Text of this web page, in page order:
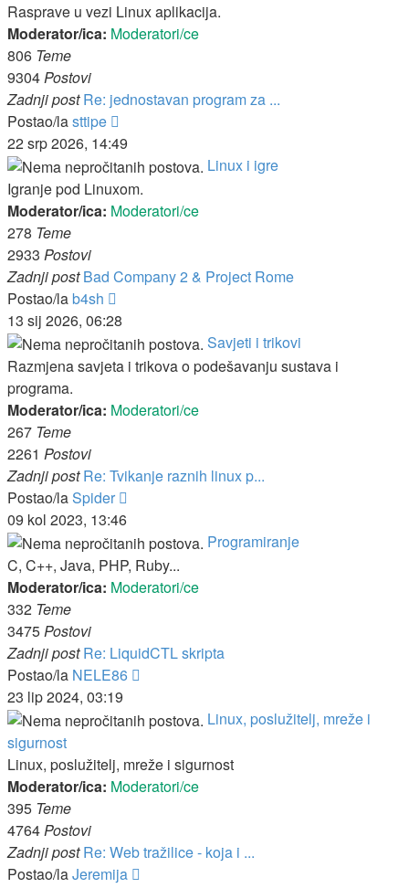
Rasprave u vezi Linux aplikacija.
Moderator/ica: Moderatori/ce
806 Teme
9304Postovi
Zadnji post Re: jednostavan program za ...
Postao/lasttipe
post
22 srp 2026, 14:49
Linux i igre
Igranje pod Linuxom.
Moderator/ica: Moderatori/ce
278 Teme
2933 Postovi
Zadnji post Bad Company 2 & Project Rome
Postao/lab4sh
post
13 sij 2026, 06:28
Savjeti i trikovi
Razmjena savjeta i trikova o podešavanju sustava i
programa.
Moderator/ica: Moderatori/ce
267 Teme
2261 Postovi
Zadnji post Re: Tvikanje raznih linux p...
Postao/laSpider
09 kol 2023, 13:46
Programiranje
C, C++, Java, PHP, Ruby...
Moderator/ica: Moderatori/ce
332 Teme
3475Postovi
Zadnji post Re: LiquidCTL skripta
Postao/la NELE86
23 lip 2024, 03:19
Linux, poslužitelj, mreže i
sigurnost
Linux, poslužitelj, mreže i sigurnost
Moderator/ica: Moderatori/ce
395 Teme
4764 Postovi
Zadnji post Re: Web tražilice - koja i ...
Postao/laJeremija